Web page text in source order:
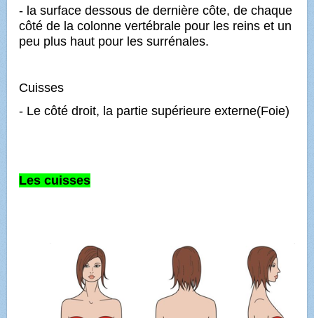
- la surface dessous de dernière côte, de chaque
côté de la colonne vertébrale pour les reins et un
peu plus haut pour les surrénales.
Cuisses
- Le côté droit, la partie supérieure externe(Foie)
Les cuisses